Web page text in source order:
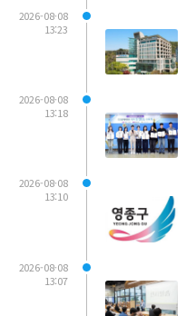
2026-08-08
13:23
2026-08-08
13:18
2026-08-08
13:10
2026-08-08
13:07